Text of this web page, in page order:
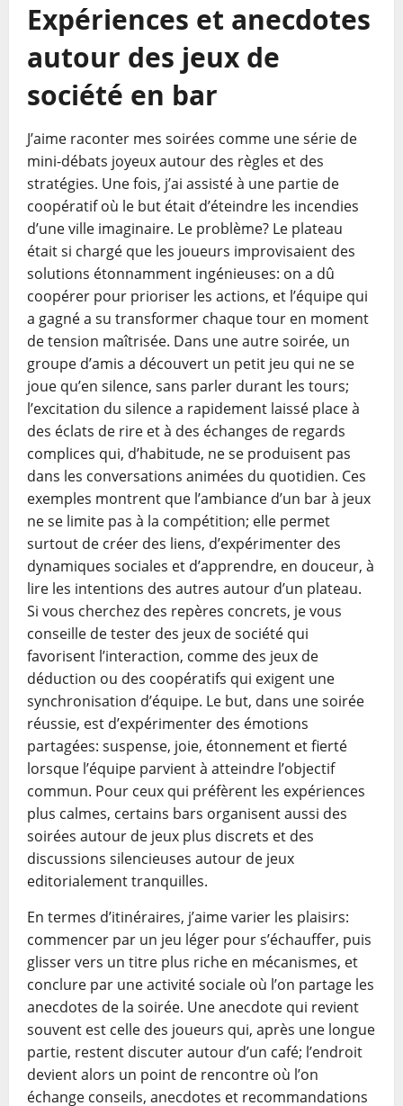
Expériences et anecdotes
autour des jeux de
société en bar
J’aime raconter mes soirées comme une série de
mini-débats joyeux autour des règles et des
stratégies. Une fois, j’ai assisté à une partie de
coopératif où le but était d’éteindre les incendies
d’une ville imaginaire. Le problème? Le plateau
était si chargé que les joueurs improvisaient des
solutions étonnamment ingénieuses: on a dû
coopérer pour prioriser les actions, et l’équipe qui
a gagné a su transformer chaque tour en moment
de tension maîtrisée. Dans une autre soirée, un
groupe d’amis a découvert un petit jeu qui ne se
joue qu’en silence, sans parler durant les tours;
l’excitation du silence a rapidement laissé place à
des éclats de rire et à des échanges de regards
complices qui, d’habitude, ne se produisent pas
dans les conversations animées du quotidien. Ces
exemples montrent que l’ambiance d’un bar à jeux
ne se limite pas à la compétition; elle permet
surtout de créer des liens, d’expérimenter des
dynamiques sociales et d’apprendre, en douceur, à
lire les intentions des autres autour d’un plateau.
Si vous cherchez des repères concrets, je vous
conseille de tester des jeux de société qui
favorisent l’interaction, comme des jeux de
déduction ou des coopératifs qui exigent une
synchronisation d’équipe. Le but, dans une soirée
réussie, est d’expérimenter des émotions
partagées: suspense, joie, étonnement et fierté
lorsque l’équipe parvient à atteindre l’objectif
commun. Pour ceux qui préfèrent les expériences
plus calmes, certains bars organisent aussi des
soirées autour de jeux plus discrets et des
discussions silencieuses autour de jeux
editorialement tranquilles.
En termes d’itinéraires, j’aime varier les plaisirs:
commencer par un jeu léger pour s’échauffer, puis
glisser vers un titre plus riche en mécanismes, et
conclure par une activité sociale où l’on partage les
anecdotes de la soirée. Une anecdote qui revient
souvent est celle des joueurs qui, après une longue
partie, restent discuter autour d’un café; l’endroit
devient alors un point de rencontre où l’on
échange conseils, anecdotes et recommandations